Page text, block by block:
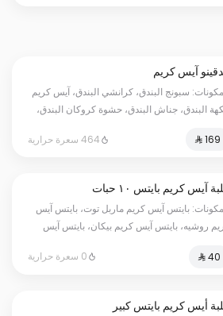
آيس كريم
سبونج البندق، كرانشي البندق، آيس كريم
البندق، جناش البندق، حشوة كروكان البندق،
464 سعرة حرارية
آيس كريم بايتس ١٠ حبات
بايتس آيس كريم ماربل توت، بايتس آيس
روشيه، بايتس آيس كريم بيكان، بايتس آيس
0 سعرة حرارية
أيس كريم بايتس كبير